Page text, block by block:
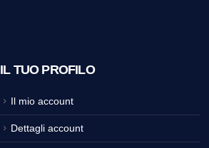
IL TUO PROFILO
Il mio account
Dettagli account